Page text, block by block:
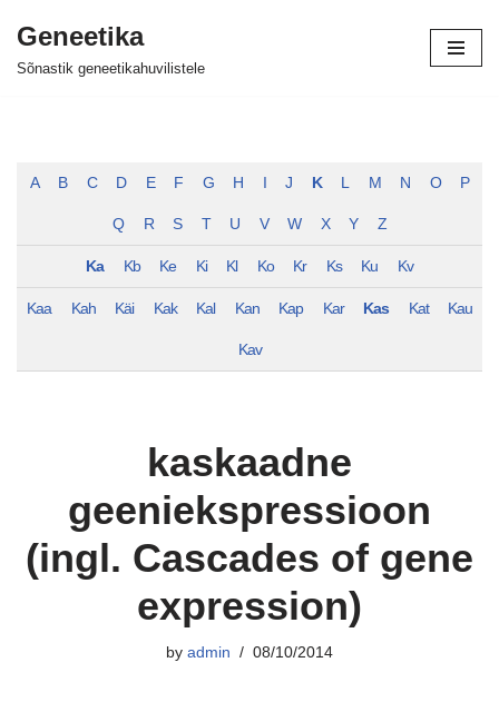
Skip
Geneetika
Sõnastik geneetikahuvilistele
A B C D E F G H J K L M N O P
Q R S T U V W X Y Z
Ka Kb Ke Ki Kl Ko Kr Ks Ku Kv
Kaa Kah Käi Kak Kal Kan Kap Kar Kas Kat Kau
Kav
kaskaadne
geeniekspressioon
(ingl. Cascades of gene
expression)
by admin 08/10/2014